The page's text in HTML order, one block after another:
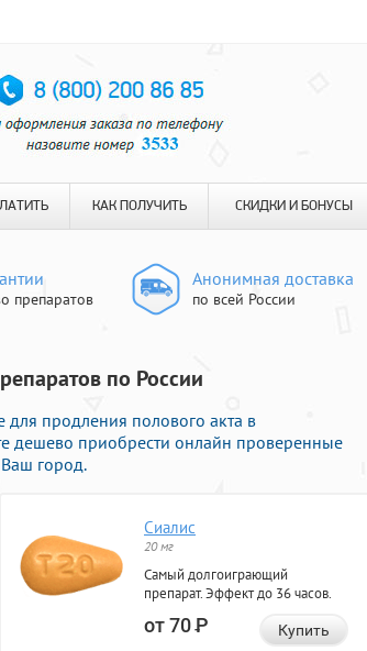
КАК ПОЛУЧИТЬ СКИДКИ И БОНУСЫ
препаратов
Анонимная доставка
по всей России
по России
продления полового акта в
дешево приобрести онлайн проверенные
город.
Сиалис
20 мг
Самый долгоиграющий
препарат. Эффект до 36 часов.
от 70Р Купить